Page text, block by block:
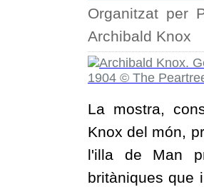
Organitzat per
Archibald Knox
La mostra,
Knox del món,
l'illa de Man
britàniques que